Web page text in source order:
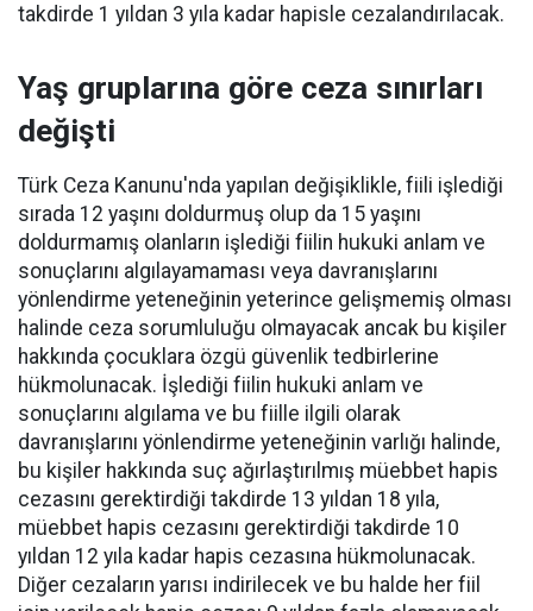
takdirde 1 yıldan 3 yıla kadar hapisle cezalandırılacak.
Yaş gruplarına göre ceza sınırları
değişti
Türk Ceza Kanunu'nda yapılan değişiklikle, fiili işlediği
sırada 12 yaşını doldurmuş olup da 15 yaşını
doldurmamış olanların işlediği fiilin hukuki anlam ve
sonuçlarını algılayamaması veya davranışlarını
yönlendirme yeteneğinin yeterince gelişmemiş olması
halinde ceza sorumluluğu olmayacak ancak bu kişiler
hakkında çocuklara özgü güvenlik tedbirlerine
hükmolunacak. İşlediği fiilin hukuki anlam ve
sonuçlarını algılama ve bu fiille ilgili olarak
davranışlarını yönlendirme yeteneğinin varlığı halinde,
bu kişiler hakkında suç ağırlaştırılmış müebbet hapis
cezasını gerektirdiği takdirde 13 yıldan 18 yıla,
müebbet hapis cezasını gerektirdiği takdirde 10
yıldan 12 yıla kadar hapis cezasına hükmolunacak.
Diğer cezaların yarısı indirilecek ve bu halde her fiil